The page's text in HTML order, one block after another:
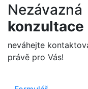
Nezávazná
konzultace
neváhejte
právě pro Vás!